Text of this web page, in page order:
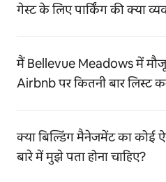
गेस्ट के लिए पार्किंग की क्या
मैं Bellevue Meadows में
Airbnb पर कितनी बार लिस्ट
क्या बिल्डिंग मैनेजमेंट का कोई
बारे में मुझे पता होना चाहिए?